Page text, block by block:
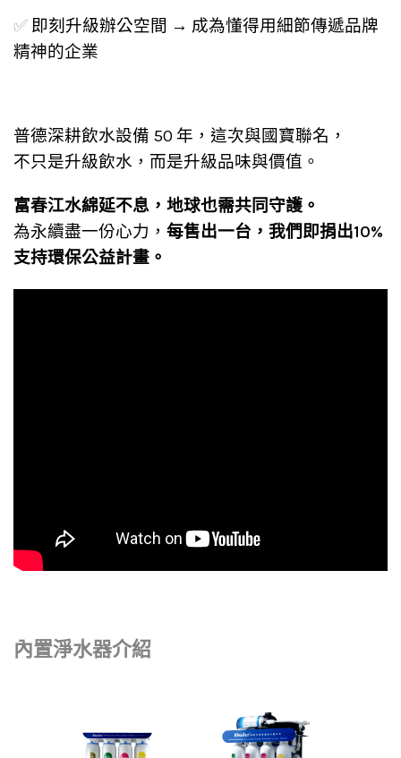
✅ 即刻升級辦公空間 → 成為懂得用細節傳遞品牌
精神的企業
普德深耕飲水設備 50 年，這次與國寶聯名，
不只是升級飲水，而是升級品味與價值。
富春江水綿延不息，地球也需共同守護。
為永續盡一份心力， 每售出一台，我們即捐出10%
支持環保公益計畫。
內置淨水器介紹